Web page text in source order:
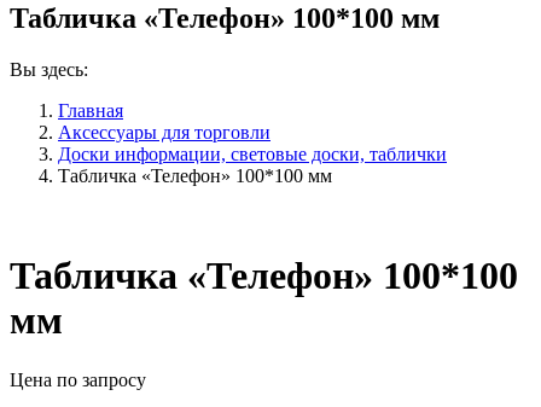
Табличка «Телефон» 100*100 мм
Вы здесь:
Главная
Аксессуары для торговли
Доски информации, световые доски, таблички
Табличка «Телефон» 100*100 мм
Табличка «Телефон» 100*100
мм
Цена по запросу